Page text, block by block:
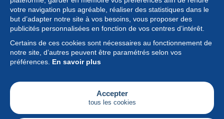
votre navigation plus agréable, réaliser des statistiques dans le
but d’adapter notre site à vos besoins, vous proposer des
publicités personnalisées en fonction de vos centres d’intérêt.
Certains de ces cookies sont nécessaires au fonctionnement de
notre site, d’autres peuvent être paramétrés selon vos
préférences. En savoir plus
Accepter
tous les cookies
Collection
Actualités
Fonctionnalités
Société
Services